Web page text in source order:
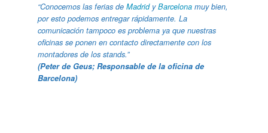
“Conocemos las ferias de MadridyBarcelona muy bien,
por esto podemos entregar rápidamente. La
comunicación tampoco es problema ya que nuestras
oficinas se ponen en contacto directamente con los
montadores de los stands.”
(Peter de Geus; Responsable de la oficina de
Barcelona)